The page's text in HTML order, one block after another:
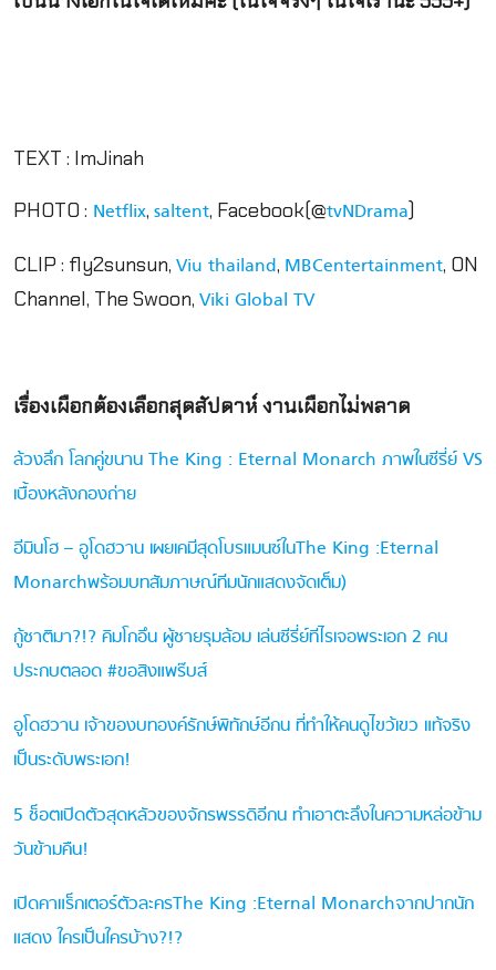
TEXT : ImJinah
PHOTO : Netflix, saltent, Facebook(@tvNDrama)
CLIP : fly2sunsun, Viu thailand, MBCentertainment, ON
Channel, The Swoon, Viki Global TV
เรื่องเผือกต้องเลือกสุดสัปดาห์ งานเผือกไม่พลาด
ล้วงลึก โลกคู่ขนาน The King : Eternal Monarch ภาพในซีรี่ย์ VS
เบื้องหลังกองถ่าย
อีมินโฮ – อูโดฮวาน เผยเคมีสุดโบรแมนซ์ในThe King :Eternal
Monarchพร้อมบทสัมภาษณ์ทีมนักแสดงจัดเต็ม)
กู้ชาติมา?!? คิมโกอึน ผู้ชายรุมล้อม เล่นซีรี่ย์ทีไรเจอพระเอก 2 คน
ประกบตลอด #ขอสิงแพร๊บส์
อูโดฮวาน เจ้าของบทองค์รักษ์พิทักษ์อีกน ที่ทำให้คนดูไขว้เขว แท้จริง
เป็นระดับพระเอก!
5 ช็อตเปิดตัวสุดหลัวของจักรพรรดิอีกน ทำเอาตะลึงในความหล่อข้าม
วันข้ามคืน!
เปิดคาแร็กเตอร์ตัวละครThe King :Eternal Monarchจากปากนัก
แสดง ใครเป็นใครบ้าง?!?